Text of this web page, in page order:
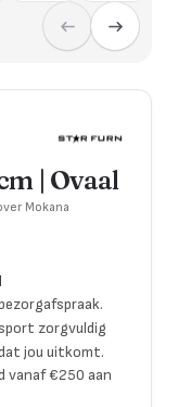
| Ovaal
Mokana
zorgvuldig
jou uitkomt.
vanaf €250 aan